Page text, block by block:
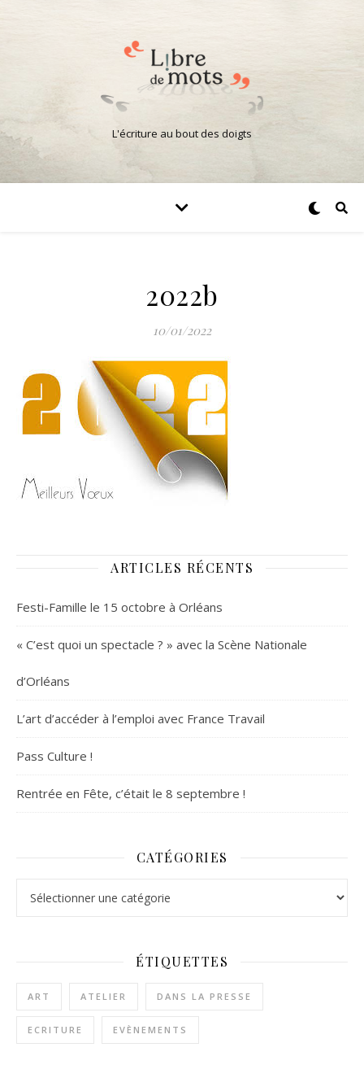
L'écriture au bout des doigts
2022b
10/01/2022
ARTICLES RÉCENTS
Festi-Famille le 15 octobre à Orléans
« C’est quoi un spectacle ? » avec la Scène Nationale
d’Orléans
L’art d’accéder à l’emploi avec France Travail
Pass Culture !
Rentrée en Fête, c’était le 8 septembre !
CATÉGORIES
ÉTIQUETTES
ART ATELIER DANS LA PRESSE
ECRITURE EVÈNEMENTS